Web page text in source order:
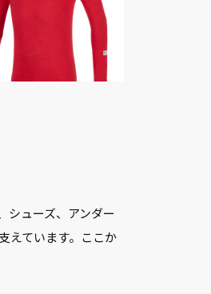
シューズ、アンダー
えています。ここか